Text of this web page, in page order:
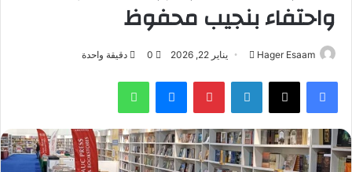
واحتفاء بنجيب محفوظ
Hager Esaam
أرسل
إلكترونيا
يناير 22, 2026 0 دقيقة واحدة
فيسبوك ‫X لينكدإن بينتيريستماسنجر واتساب